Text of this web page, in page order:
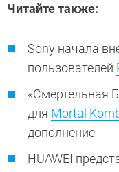
Читайте также:
Sony начала
пользователей
«Смертельная
для Mortal
дополнение
HUAWEI